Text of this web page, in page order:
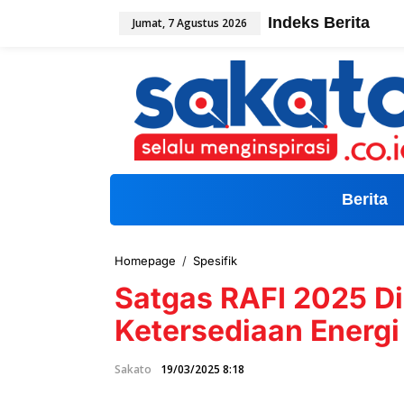
Jumat, 7 Agustus 2026 Indeks Berita
Berita
Homepage / Spesifik
t
g
s
A
Satgas RAFI 2025
Ketersediaan
Sakato 19/03/2025 8:18